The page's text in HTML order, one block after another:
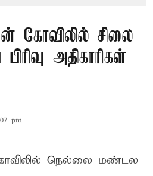
கோவிலில் சிலை
பிரிவு அதிகாரிகள்
pm
நெல்லை மண்டல